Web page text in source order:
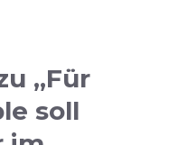
„Für
soll